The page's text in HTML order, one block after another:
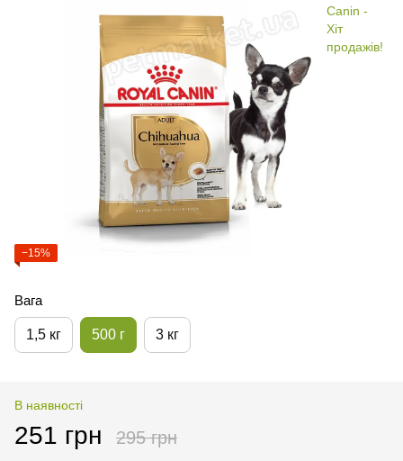
−15%
Вага
1,5 кг 500 г 3 кг
В наявності
251 грн 295 грн